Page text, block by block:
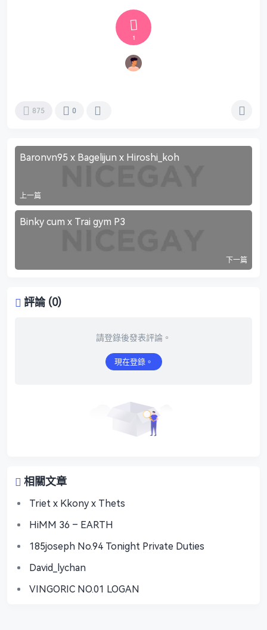
1
875 0
Baronvn95 x Bagelijun x Hiroshi_koh
上一篇
Binky cum x Trai gym P3
下一篇
評論 (0)
請登錄後發表評論。
現在登錄。
相關文章
Triet x Kkony x Thets
HiMM 36 – EARTH
185joseph No.94 Tonight Private Duties
David_lychan
VINGORIC NO.01 LOGAN